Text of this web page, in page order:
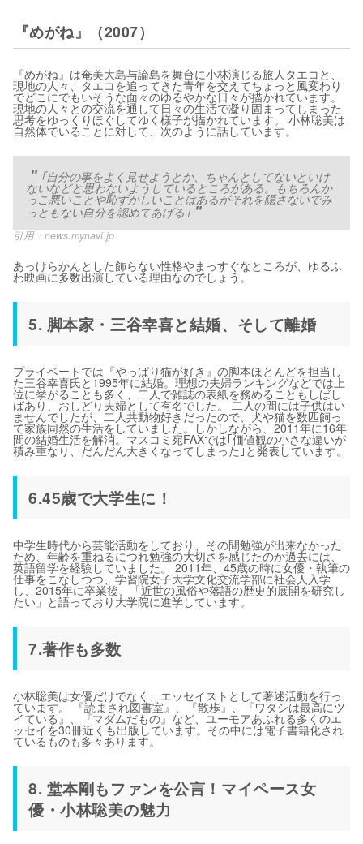
『めがね』（2007）
『めがね』は奄美大島与論島を舞台に小林演じる旅人タエコと、
現地の人々、タエコを追ってきた青年を交えてちょっと風変わり
でどこにでもいそうな面々のゆるやかな日々が描かれています。
現地の人々との交流を通して日々の生活で凝り固まってしまった
思考をゆっくりほぐしてゆく様子が描かれています。 小林聡美は
自然体でいることに対して、次のように話しています。
｢自分の事をよく見せようとか、ちゃんとしてないといけ
ないなどと思わないようしているところがある。もちろんか
っこ悪いことや恥ずかしいことはあるがそれを隠さないでみ
っともない自分を認めてあげる｣
引用：news.mynavi.jp
あっけらかんとした飾らない性格やまっすぐなところが、ゆるふ
わ映画に多数出演している理由なのでしょう。
5. 脚本家・三谷幸喜と結婚、そして離婚
プライベートでは『やっぱり猫が好き』の脚本ほとんどを担当し
た三谷幸喜氏と1995年に結婚。理想の夫婦ランキングなどでは上
位に挙がることも多く、二人で雑誌の表紙を務めることもしばし
ばあり、おしどり夫婦として有名でした。 二人の間には子供はい
ませんでしたが、二人共動物好きだったので、犬や猫を数匹飼っ
て家族同然の生活をしていました。しかしながら、2011年に16年
間の結婚生活を解消。マスコミ宛FAXでは｢価値観の小さな違いが
積み重なり、だんだん大きくなってしまった｣と発表しています。
6.45歳で大学生に！
中学生時代から芸能活動をしており、その間勉強が出来なかった
ため、年齢を重ねるにつれ勉強の大切さを感じたのか過去には、
英語留学を経験していました。 2011年、45歳の時に女優・執筆の
仕事をこなしつつ、学習院女子大学文化交流学部に社会人入学
し、2015年に卒業後、「近世の風俗や落語の歴史的展開を研究し
たい」と語っており大学院に進学しています。
7.著作も多数
小林聡美は女優だけでなく、エッセイストとして著述活動を行っ
ています。 『読まされ図書室』、『散歩』、『ワタシは最高にツ
イている』、『マダムだもの』など、ユーモアあふれる多くのエ
ッセイを30冊近くも出版しています。その中には電子書籍化され
ているものも多々あります。
8. 堂本剛もファンを公言！マイペース女
優・小林聡美の魅力